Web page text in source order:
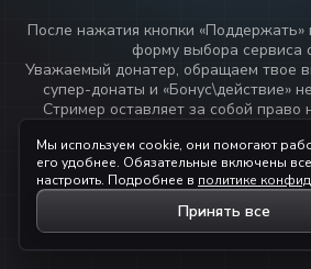
После нажатия кнопки «Поддержать»
форму выбора сервиса
Уважаемый донатер, обращаем твое
супер-донаты и «Бонус\действие»
Стример оставляет за собой
данный сервис.
Прочитайправила
© 2023 — 2026
Мы используем cookie, они помогают
его удобнее. Обязательные включены
настроить. Подробнее в политике
Принять все